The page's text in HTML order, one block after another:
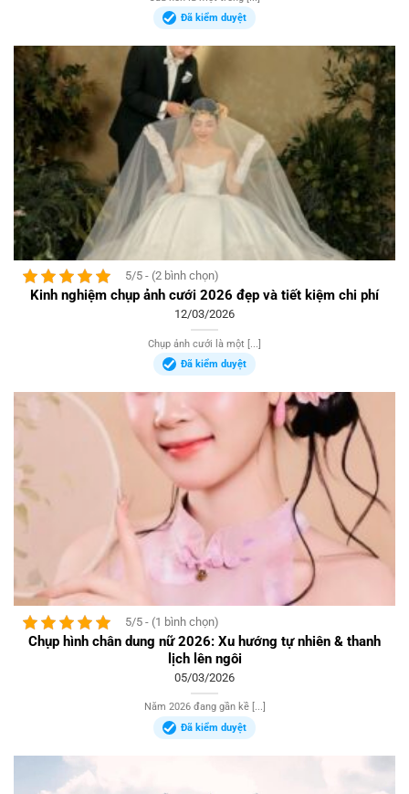
Đã kiểm duyệt
5/5 - (2 bình chọn)
Kinh nghiệm chụp ảnh cưới 2026 đẹp và tiết kiệm chi phí
12/03/2026
Chụp ảnh cưới là một [...]
Đã kiểm duyệt
5/5 - (1 bình chọn)
Chụp hình chân dung nữ 2026: Xu hướng tự nhiên & thanh
lịch lên ngôi
05/03/2026
Năm 2026 đang gần kề [...]
Đã kiểm duyệt